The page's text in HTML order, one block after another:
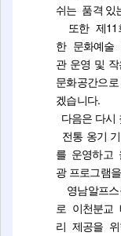
쉬는 품격 있
또한 제11
한 문화예술
관 운영 및
문화공간으
겠습니다.
다음은 다시
전통 옹기
를 운영하고
광 프로그램
영남알프
로 이천분교
리 제공을